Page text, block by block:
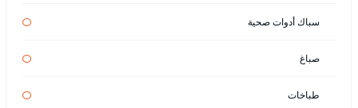
سباك أدوات صحية
صباغ
طباخات